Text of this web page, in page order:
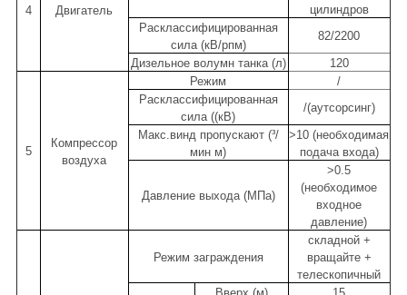
4 Двигатель
цилиндров
Расклассифицированная
сила (кВ/рпм)
82/2200
Дизельное волумн танка (л)
120
5
Компрессор
воздуха
Режим
/
Расклассифицированная
сила ((кВ)
/(аутсорсинг)
Макс.винд пропускают (³/
мин м)
>10 (необходимая
подача входа)
Давление выхода (МПа)
>0.5
(необходимое
входное
давление)
Режим заграждения
складной +
вращайте +
телескопичный